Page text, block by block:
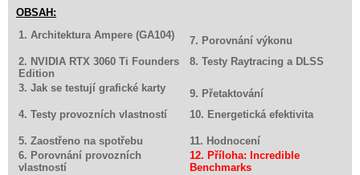
OBSAH:
1. Architektura Ampere (GA104)
7. Porovnání výkonu
2. NVIDIA RTX 3060 Ti Founders
Edition
8. Testy Raytracing a DLSS
3. Jak se testují grafické karty
9. Přetaktování
4. Testy provozních vlastností
10. Energetická efektivita
5. Zaostřeno na spotřebu
11. Hodnocení
6. Porovnání provozních
vlastností
12. Příloha: Incredible
Benchmarks